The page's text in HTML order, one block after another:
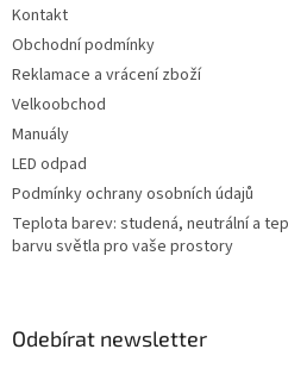
Kontakt
Obchodní podmínky
Reklamace a vrácení zboží
Velkoobchod
Manuály
LED odpad
Podmínky ochrany osobních údajů
Teplota barev: studená, neutrální a
barvu světla pro vaše prostory
Odebírat newsletter